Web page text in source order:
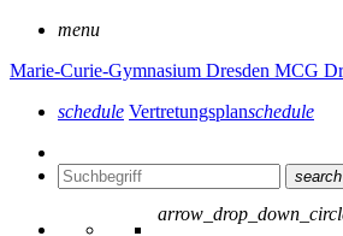
menu
Marie-Curie-Gymnasium Dresden MCG
schedule Vertretungsplanschedule
search